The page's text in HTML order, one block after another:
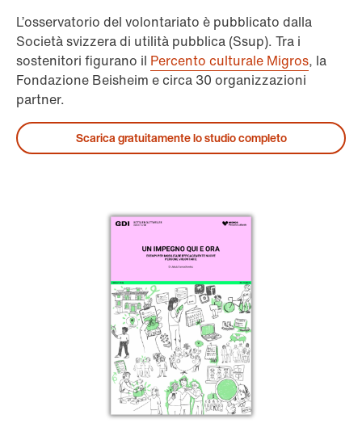
L’osservatorio del volontariato è pubblicato dalla
Società svizzera di utilità pubblica (Ssup). Tra i
sostenitori figurano il Percento culturale Migros, la
Fondazione Beisheim e circa 30 organizzazioni
partner.
Scarica gratuitamente lo studio completo